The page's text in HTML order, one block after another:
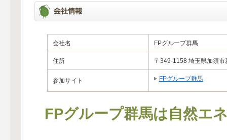
会社名 FPグループ群馬
住所 〒349-1158 埼玉県加須
参加サイト FPグループ群馬
FPグループ群馬は自然エ